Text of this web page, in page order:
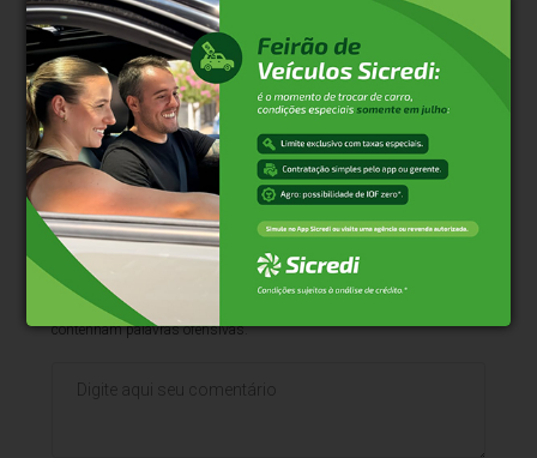
de Uva.
Clique aqui e faça parte do nosso grupo no
WhatsApp
* O conteúdo de cada comentário é de responsabilidade de quem
realizá-lo. Nos reservamos ao direito de reprovar ou eliminar
comentários em desacordo com o propósito do site ou que
contenham palavras ofensivas.